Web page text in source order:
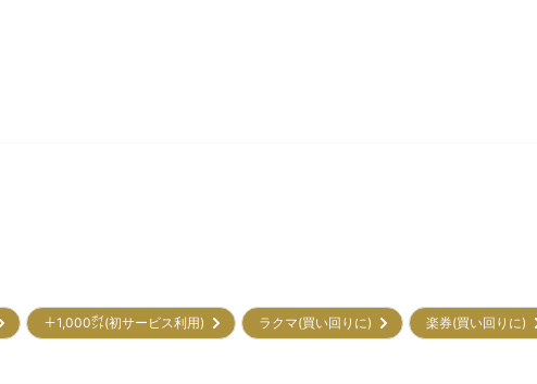
＋1,000㌽(初サービス利用) ラクマ(買い回りに) 楽券(買い回りに)